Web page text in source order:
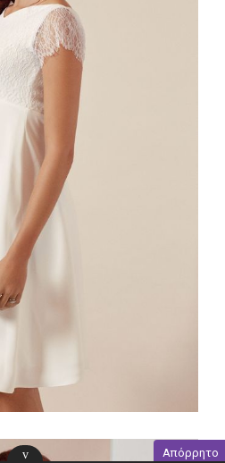
Απόρρητο
v